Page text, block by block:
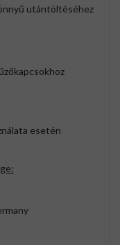
utántöltéséhez
esetén